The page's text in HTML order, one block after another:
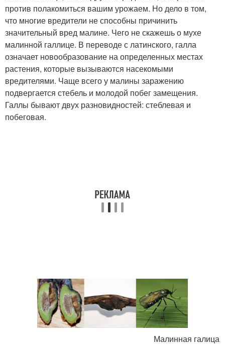
против полакомиться вашим урожаем. Но дело в том,
что многие вредители не способны причинить
значительный вред малине. Чего не скажешь о мухе
малинной галлице. В переводе с латинского, галла
означает новообразование на определенных местах
растения, которые вызываются насекомыми
вредителями. Чаще всего у малины заражению
подвергается стебель и молодой побег замещения.
Галлы бывают двух разновидностей: стеблевая и
побеговая.
Малинная галица